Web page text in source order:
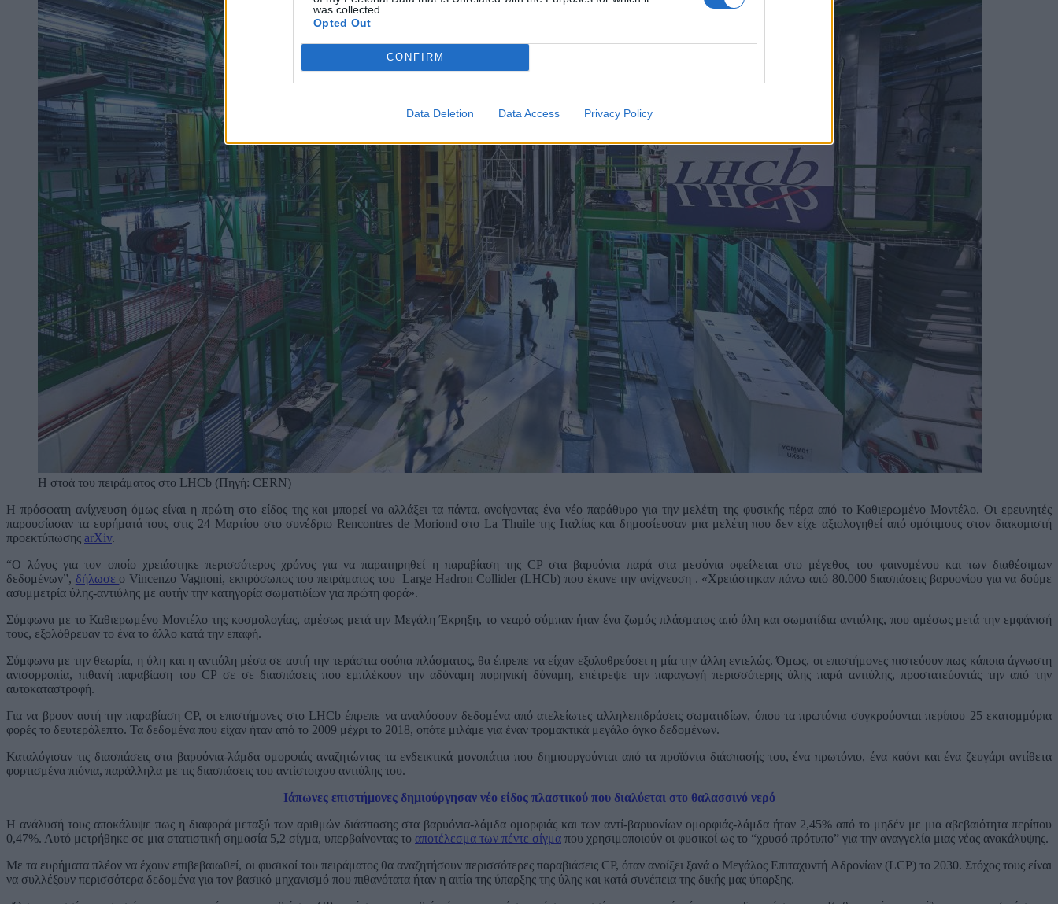
was collected.
Opted Out
CONFIRM
Data Deletion Data Access Privacy Policy
Η στοά του πειράματος στο LHCb (Πηγή: CERN)
Η πρόσφατη ανίχνευση όμως είναι η πρώτη στο είδος της και μπορεί να αλλάξει τα πάντα, ανοίγοντας ένα νέο παράθυρο για την μελέτη της φυσικής πέρα από το Καθιερωμένο Μοντέλο. Οι ερευνητές
παρουσίασαν τα ευρήματά τους στις 24 Μαρτίου στο συνέδριο Rencontres de Moriond στο La Thuile της Ιταλίας και δημοσίευσαν μια μελέτη που δεν είχε αξιολογηθεί από ομότιμους στον διακομιστή
προεκτύπωσης arXiv.
“Ο λόγος για τον οποίο χρειάστηκε περισσότερος χρόνος για να παρατηρηθεί η παραβίαση της CP στα βαρυόνια παρά στα μεσόνια οφείλεται στο μέγεθος του φαινομένου και των διαθέσιμων
δεδομένων”, δήλωσε ο Vincenzo Vagnoni, εκπρόσωπος του πειράματος του Large Hadron Collider (LHCb) που έκανε την ανίχνευση . «Χρειάστηκαν πάνω από 80.000 διασπάσεις βαρυονίου για να δούμε
ασυμμετρία ύλης-αντιύλης με αυτήν την κατηγορία σωματιδίων για πρώτη φορά».
Σύμφωνα με το Καθιερωμένο Μοντέλο της κοσμολογίας, αμέσως μετά την Μεγάλη Έκρηξη, το νεαρό σύμπαν ήταν ένα ζωμός πλάσματος από ύλη και σωματίδια αντιύλης, που αμέσως μετά την εμφάνισή
τους, εξολόθρευαν το ένα το άλλο κατά την επαφή.
Σύμφωνα με την θεωρία, η ύλη και η αντιύλη μέσα σε αυτή την τεράστια σούπα πλάσματος, θα έπρεπε να είχαν εξολοθρεύσει η μία την άλλη εντελώς. Όμως, οι επιστήμονες πιστεύουν πως κάποια άγνωστη
ανισορροπία, πιθανή παραβίαση του CP σε σε διασπάσεις που εμπλέκουν την αδύναμη πυρηνική δύναμη, επέτρεψε την παραγωγή περισσότερης ύλης παρά αντιύλης, προστατεύοντάς την από την
αυτοκαταστροφή.
Για να βρουν αυτή την παραβίαση CP, οι επιστήμονες στο LHCb έπρεπε να αναλύσουν δεδομένα από ατελείωτες αλληλεπιδράσεις σωματιδίων, όπου τα πρωτόνια συγκρούονται περίπου 25 εκατομμύρια
φορές το δευτερόλεπτο. Τα δεδομένα που είχαν ήταν από το 2009 μέχρι το 2018, οπότε μιλάμε για έναν τρομακτικά μεγάλο όγκο δεδομένων.
Καταλόγισαν τις διασπάσεις στα βαρυόνια-λάμδα ομορφιάς αναζητώντας τα ενδεικτικά μονοπάτια που δημιουργούνται από τα προϊόντα διάσπασής του, ένα πρωτόνιο, ένα καόνι και ένα ζευγάρι αντίθετα
φορτισμένα πιόνια, παράλληλα με τις διασπάσεις του αντίστοιχου αντιύλης του.
Ιάπωνες επιστήμονες δημιούργησαν νέο είδος πλαστικού που διαλύεται στο θαλασσινό νερό
Η ανάλυσή τους αποκάλυψε πως η διαφορά μεταξύ των αριθμών διάσπασης στα βαρυόνια-λάμδα ομορφιάς και των αντί-βαρυονίων ομορφιάς-λάμδα ήταν 2,45% από το μηδέν με μια αβεβαιότητα περίπου
0,47%. Αυτό μετρήθηκε σε μια στατιστική σημασία 5,2 σίγμα, υπερβαίνοντας το αποτέλεσμα των πέντε σίγμα που χρησιμοποιούν οι φυσικοί ως το “χρυσό πρότυπο” για την αναγγελία μιας νέας ανακάλυψης.
Με τα ευρήματα πλέον να έχουν επιβεβαιωθεί, οι φυσικοί του πειράματος θα αναζητήσουν περισσότερες παραβιάσεις CP, όταν ανοίξει ξανά ο Μεγάλος Επιταχυντή Αδρονίων (LCP) το 2030. Στόχος τους είναι
να συλλέξουν περισσότερα δεδομένα για τον βασικό μηχανισμό που πιθανότατα ήταν η αιτία της ύπαρξης της ύλης και κατά συνέπεια της δικής μας ύπαρξης.